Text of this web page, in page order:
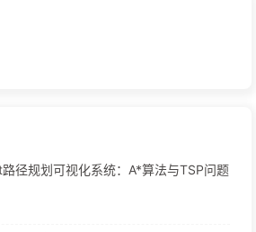
径规划可视化系统：A*算法与TSP问题